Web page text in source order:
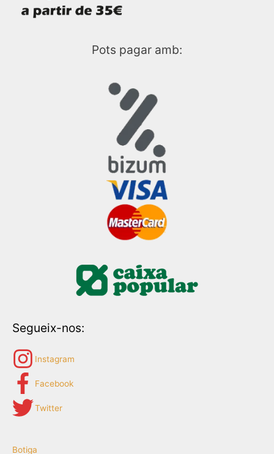
Pots pagar amb:
Segueix-nos:
Instagram
Facebook
Twitter
Botiga